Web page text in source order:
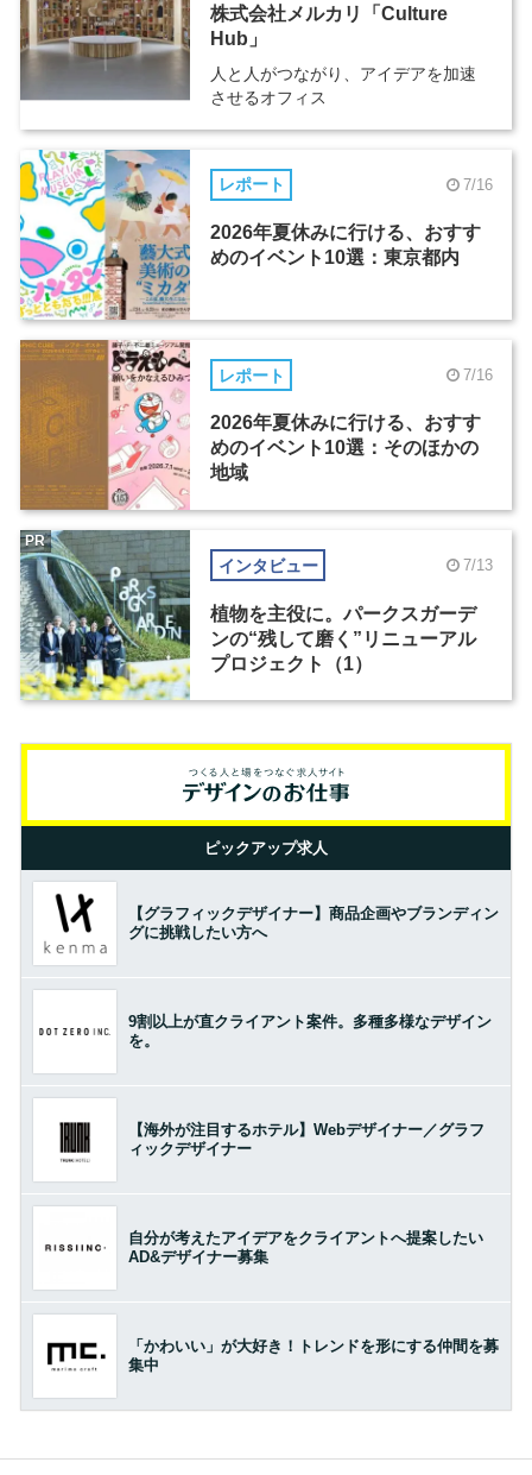
株式会社メルカリ「Culture
Hub」
人と人がつながり、アイデアを加速
させるオフィス
レポート 7/16
2026年夏休みに行ける、おすす
めのイベント10選：東京都内
レポート 7/16
2026年夏休みに行ける、おすす
めのイベント10選：そのほかの
地域
インタビュー 7/13
植物を主役に。パークスガーデ
ンの“残して磨く”リニューアル
プロジェクト（1）
PR
ピックアップ求人
【グラフィックデザイナー】商品企画やブランディン
グに挑戦したい方へ
9割以上が直クライアント案件。多種多様なデザイン
を。
【海外が注目するホテル】Webデザイナー／グラフ
ィックデザイナー
自分が考えたアイデアをクライアントへ提案したい
AD&デザイナー募集
「かわいい」が大好き！トレンドを形にする仲間を募
集中